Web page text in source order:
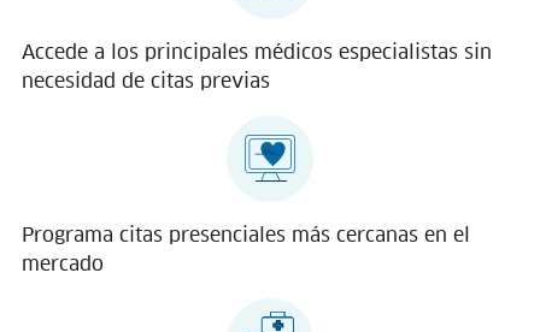
Accede a los principales médicos especialistas sin
necesidad de citas previas
Programa citas presenciales más cercanas en el
mercado